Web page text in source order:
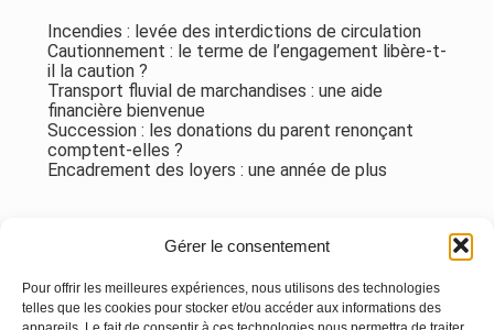
Gérer le consentement
Pour offrir les meilleures expériences, nous utilisons des technologies
telles que les cookies pour stocker et/ou accéder aux informations des
Incendies : levée des interdictions de circulation
Cautionnement : le terme de l’engagement libère-t-
il la caution ?
Transport fluvial de marchandises : une aide
financière bienvenue
Succession : les donations du parent renonçant
comptent-elles ?
Encadrement des loyers : une année de plus
Aucun commentaire à afficher.